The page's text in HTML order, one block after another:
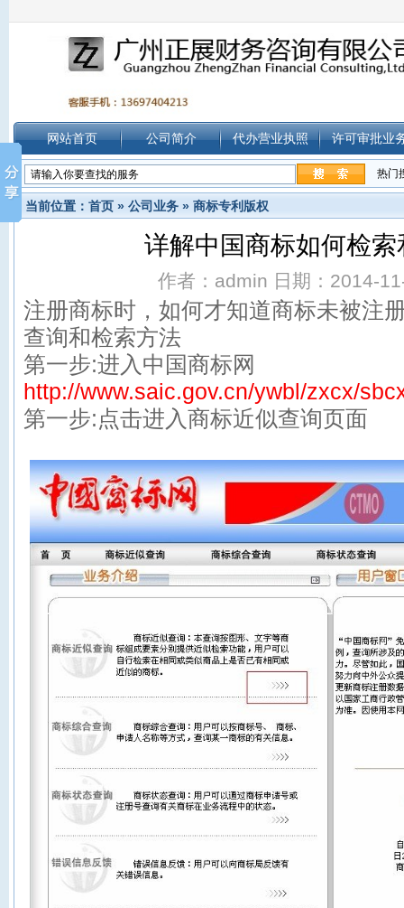
网站首页 公司简介 代办营业执照 许可审批业
热门
当前位置： 首页 » 公司业务 » 商标专利版权
详解中国商标如何检
作者：admin 日期：2014-
注册商标时，如何才知道商标未被注
查询和检索方法
第一步:进入中国商标网
http://www.saic.gov.cn/ywbl/zxcx/
第一步:点击进入商标近似查询页面